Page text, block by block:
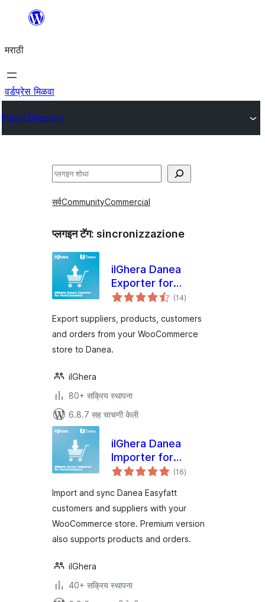
सामुग्रीवर
मराठी
वर्डप्रेस मिळवा
Plugin Directory
शोधा
सर्वCommunityCommercial
प्लगइन टॅग: sincronizzazione
ilGhera Danea
Exporter for
WooCommerce
(14एकूण
मूल्यांकन
)
Export suppliers, products, customers
and orders from your WooCommerce
store to Danea.
ilGhera
80+ सक्रिय स्थापना
6.8.7 सह चाचणी केली
ilGhera Danea
Importer for
WooCommerce
(16एकूण
मूल्यांकन
)
Import and sync Danea Easyfatt
customers and suppliers with your
WooCommerce store. Premium version
also supports products and orders.
ilGhera
40+ सक्रिय स्थापना